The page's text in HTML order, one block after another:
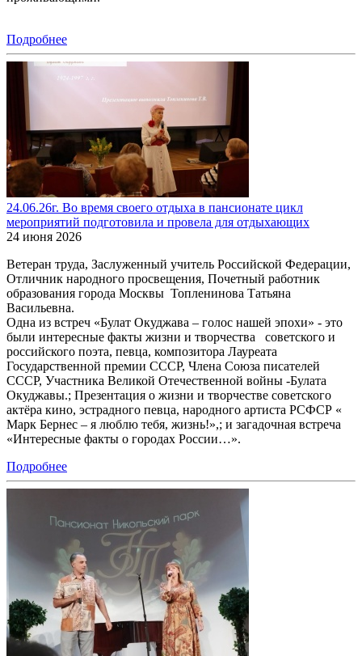
Подробнее
24.06.26г. Во время своего отдыха в пансионате цикл
мероприятий подготовила и провела для отдыхающих
24 июня 2026
Ветеран труда, Заслуженный учитель Российской Федерации,
Отличник народного просвещения, Почетный работник
образования города Москвы Топленинова Татьяна
Васильевна.
Одна из встреч «Булат Окуджава – голос нашей эпохи» - это
были интересные факты жизни и творчества советского и
российского поэта, певца, композитора Лауреата
Государственной премии СССР, Члена Союза писателей
СССР, Участника Великой Отечественной войны -Булата
Окуджавы.; Презентация о жизни и творчестве советского
актёра кино, эстрадного певца, народного артиста РСФСР «
Марк Бернес – я люблю тебя, жизнь!»,; и загадочная встреча
«Интересные факты о городах России…».
Подробнее